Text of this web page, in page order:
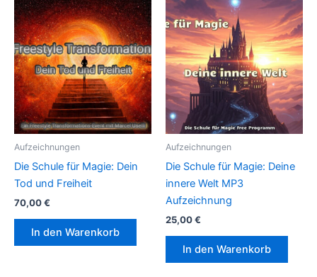
Aufzeichnungen
Die Schule für Magie: Dein
Tod und Freiheit
70,00€
In den Warenkorb
Aufzeichnungen
Die Schule für Magie: Deine
innere Welt MP3
Aufzeichnung
25,00€
In den Warenkorb